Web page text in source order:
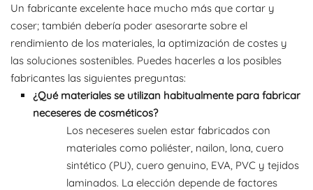
Un fabricante excelente hace mucho más que cortar y
coser; también debería poder asesorarte sobre el
rendimiento de los materiales, la optimización de costes y
las soluciones sostenibles. Puedes hacerles a los posibles
fabricantes las siguientes preguntas:
¿Qué materiales se utilizan habitualmente para fabricar
neceseres de cosméticos?
Los neceseres suelen estar fabricados con
materiales como poliéster, nailon, lona, ​​cuero
sintético (PU), cuero genuino, EVA, PVC y tejidos
laminados. La elección depende de factores